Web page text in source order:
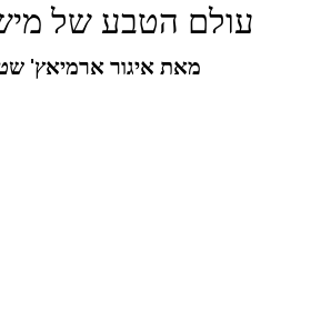
עולם הטבע של
מאת איגור ארמיאץ'